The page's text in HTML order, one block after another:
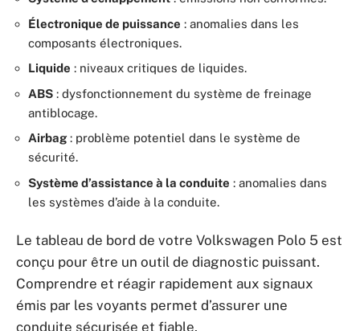
Électronique de puissance : anomalies dans les
composants électroniques.
Liquide : niveaux critiques de liquides.
ABS : dysfonctionnement du système de freinage
antiblocage.
Airbag : problème potentiel dans le système de
sécurité.
Système d’assistance à la conduite : anomalies dans
les systèmes d’aide à la conduite.
Le tableau de bord de votre Volkswagen Polo 5 est
conçu pour être un outil de diagnostic puissant.
Comprendre et réagir rapidement aux signaux
émis par les voyants permet d’assurer une
conduite sécurisée et fiable.